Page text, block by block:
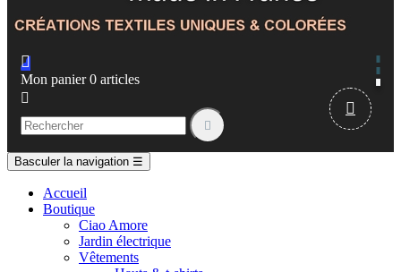

Mon panier 0 articles



Basculer la navigation ☰
Accueil
Boutique
Ciao Amore
Jardin électrique
Vêtements